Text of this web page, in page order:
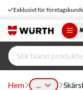
Exklusivt för
Hem ...